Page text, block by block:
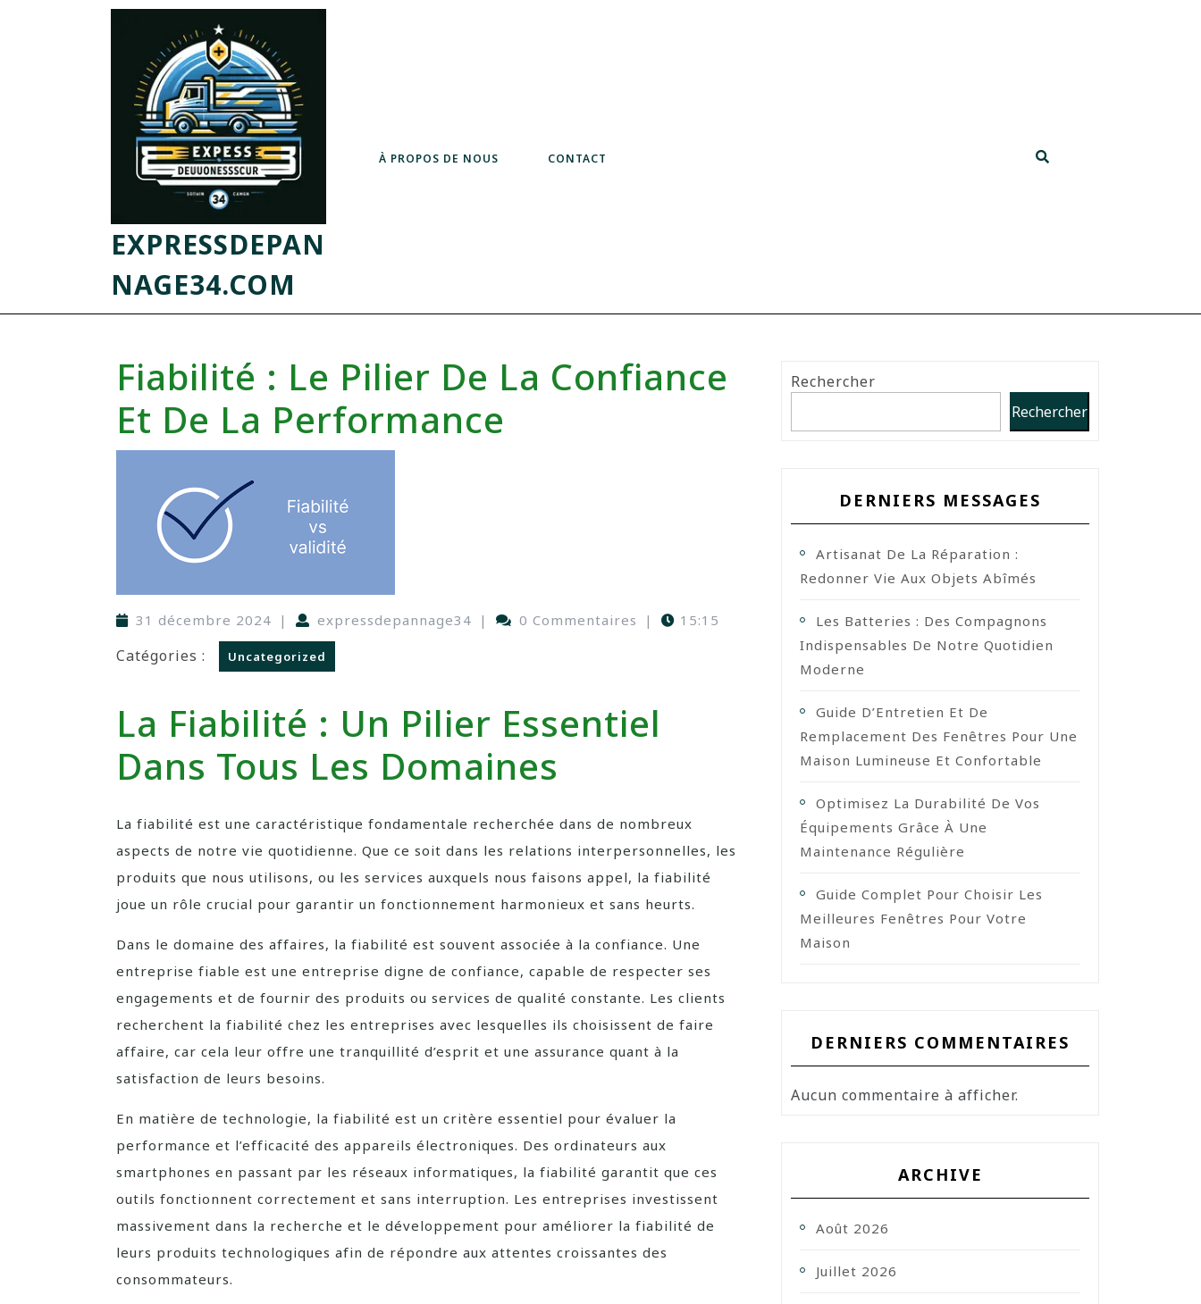
EXPRESSDEPAN
NAGE34.COM
À PROPOS DE NOUS CONTACT
Fiabilité : Le Pilier De La Confiance
Et De La Performance
31 décembre 2024 | expressdepannage34 | 0 Commentaires | 15:15
Catégories : Uncategorized
La Fiabilité : Un Pilier Essentiel
Dans Tous Les Domaines
La fiabilité est une caractéristique fondamentale recherchée dans de nombreux
aspects de notre vie quotidienne. Que ce soit dans les relations interpersonnelles, les
produits que nous utilisons, ou les services auxquels nous faisons appel, la fiabilité
joue un rôle crucial pour garantir un fonctionnement harmonieux et sans heurts.
Dans le domaine des affaires, la fiabilité est souvent associée à la confiance. Une
entreprise fiable est une entreprise digne de confiance, capable de respecter ses
engagements et de fournir des produits ou services de qualité constante. Les clients
recherchent la fiabilité chez les entreprises avec lesquelles ils choisissent de faire
affaire, car cela leur offre une tranquillité d’esprit et une assurance quant à la
satisfaction de leurs besoins.
En matière de technologie, la fiabilité est un critère essentiel pour évaluer la
performance et l’efficacité des appareils électroniques. Des ordinateurs aux
smartphones en passant par les réseaux informatiques, la fiabilité garantit que ces
outils fonctionnent correctement et sans interruption. Les entreprises investissent
massivement dans la recherche et le développement pour améliorer la fiabilité de
leurs produits technologiques afin de répondre aux attentes croissantes des
consommateurs.
Rechercher
Rechercher
DERNIERS MESSAGES
Artisanat De La Réparation :
Redonner Vie Aux Objets Abîmés
Les Batteries : Des Compagnons
Indispensables De Notre Quotidien
Moderne
Guide D’Entretien Et De
Remplacement Des Fenêtres Pour Une
Maison Lumineuse Et Confortable
Optimisez La Durabilité De Vos
Équipements Grâce À Une
Maintenance Régulière
Guide Complet Pour Choisir Les
Meilleures Fenêtres Pour Votre
Maison
DERNIERS COMMENTAIRES
Aucun commentaire à afficher.
ARCHIVE
Août 2026
Juillet 2026